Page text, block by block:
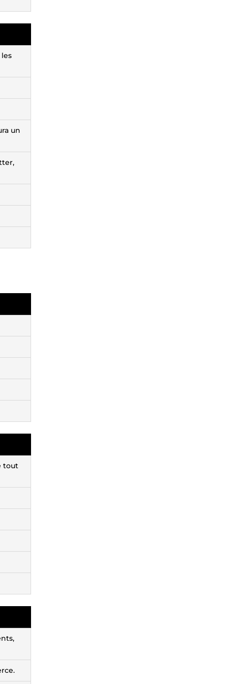
un
tout